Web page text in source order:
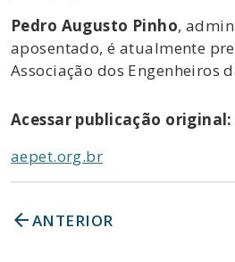
Pedro Augusto Pinho,
aposentado, é atualmente
Associação dos Engenheiros
Acessar publicação original:
aepet.org.br
arrow_backANTERIOR